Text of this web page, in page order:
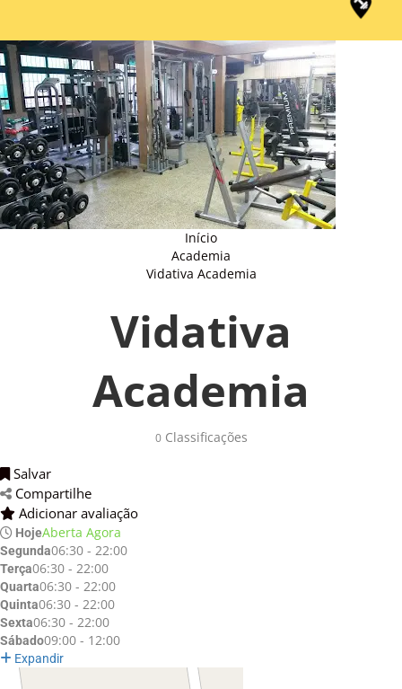
Início
Academia
Vidativa Academia
Vidativa
Academia
0Classificações
Salvar
Compartilhe
Adicionar avaliação
HojeAberta Agora
Segunda06:30 - 22:00
Terça06:30 - 22:00
Quarta06:30 - 22:00
Quinta06:30 - 22:00
Sexta06:30 - 22:00
Sábado09:00 - 12:00
Expandir